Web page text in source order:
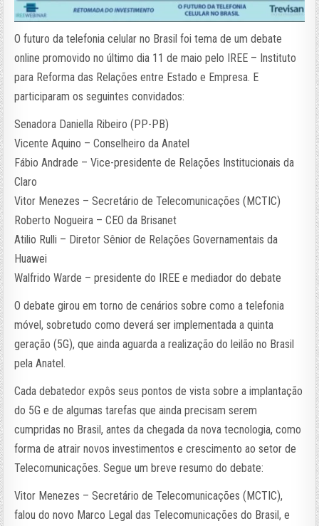
O futuro da telefonia celular no Brasil foi tema de um debate
online promovido no último dia 11 de maio pelo IREE – Instituto
para Reforma das Relações entre Estado e Empresa. E
participaram os seguintes convidados:
Senadora Daniella Ribeiro (PP-PB)
Vicente Aquino – Conselheiro da Anatel
Fábio Andrade – Vice-presidente de Relações Institucionais da
Claro
Vitor Menezes – Secretário de Telecomunicações (MCTIC)
Roberto Nogueira – CEO da Brisanet
Atilio Rulli – Diretor Sênior de Relações Governamentais da
Huawei
Walfrido Warde – presidente do IREE e mediador do debate
O debate girou em torno de cenários sobre como a telefonia
móvel, sobretudo como deverá ser implementada a quinta
geração (5G), que ainda aguarda a realização do leilão no Brasil
pela Anatel.
Cada debatedor expôs seus pontos de vista sobre a implantação
do 5G e de algumas tarefas que ainda precisam serem
cumpridas no Brasil, antes da chegada da nova tecnologia, como
forma de atrair novos investimentos e crescimento ao setor de
Telecomunicações. Segue um breve resumo do debate:
Vitor Menezes – Secretário de Telecomunicações (MCTIC),
falou do novo Marco Legal das Telecomunicações do Brasil, e